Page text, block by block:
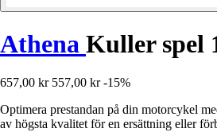
Athena Kuller spel
657,00 kr 557,00 kr -15%
Optimera prestandan på din motorcykel
av högsta kvalitet för en ersättning eller